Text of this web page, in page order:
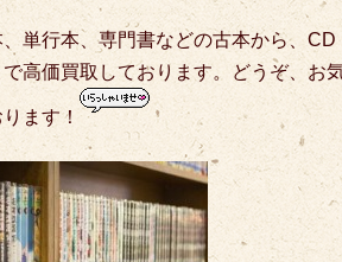
単行本、専門書などの古本から、
高価買取しております。どうぞ、お
ます！